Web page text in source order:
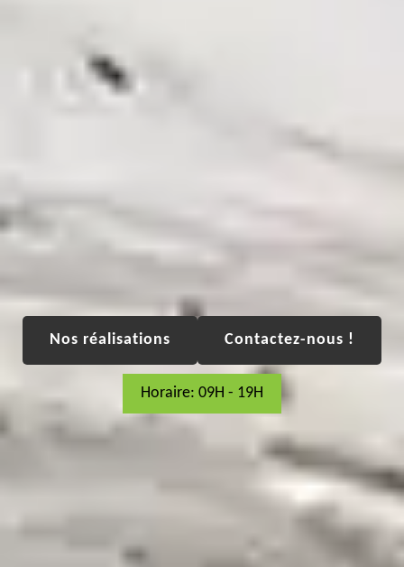
Nos réalisations Contactez-nous !
Horaire: 09H - 19H